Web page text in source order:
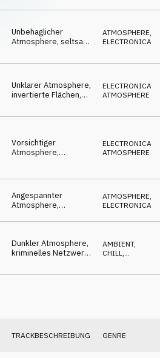
beschattend
Unbehaglicher
Atmosphere, seltsam,
angespannt
ATMOSPHERE
ELECTRONICA
Unklarer Atmosphere,
invertierte Flächen,
dunstig
ELECTRONICA
ATMOSPHERE
Vorsichtiger
Atmosphere,
irgendetwas ist im
Gange
ELECTRONICA
ATMOSPHERE
Angespannter
Atmosphere,
erwartungsvoll,
ATMOSPHERE
ELECTRONICA
Dunkler Atmosphere,
kriminelles Netzwerk,
Angelegenheiten,
AMBIENT,
CHILL
TRACKBESCHREIBUNG GENRE